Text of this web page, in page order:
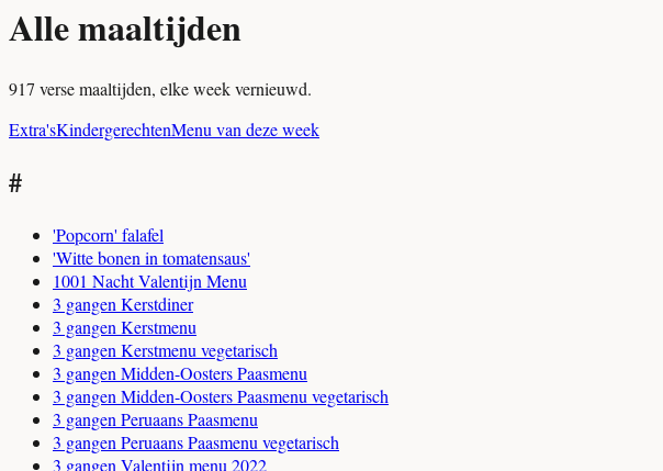
Alle maaltijden
917 verse maaltijden, elke week vernieuwd.
Extra'sKindergerechtenMenu van deze week
#
'Popcorn' falafel
'Witte bonen in tomatensaus'
1001 Nacht Valentijn Menu
3 gangen Kerstdiner
3 gangen Kerstmenu
3 gangen Kerstmenu vegetarisch
3 gangen Midden-Oosters Paasmenu
3 gangen Midden-Oosters Paasmenu vegetarisch
3 gangen Peruaans Paasmenu
3 gangen Peruaans Paasmenu vegetarisch
3 gangen Valentijn menu 2022